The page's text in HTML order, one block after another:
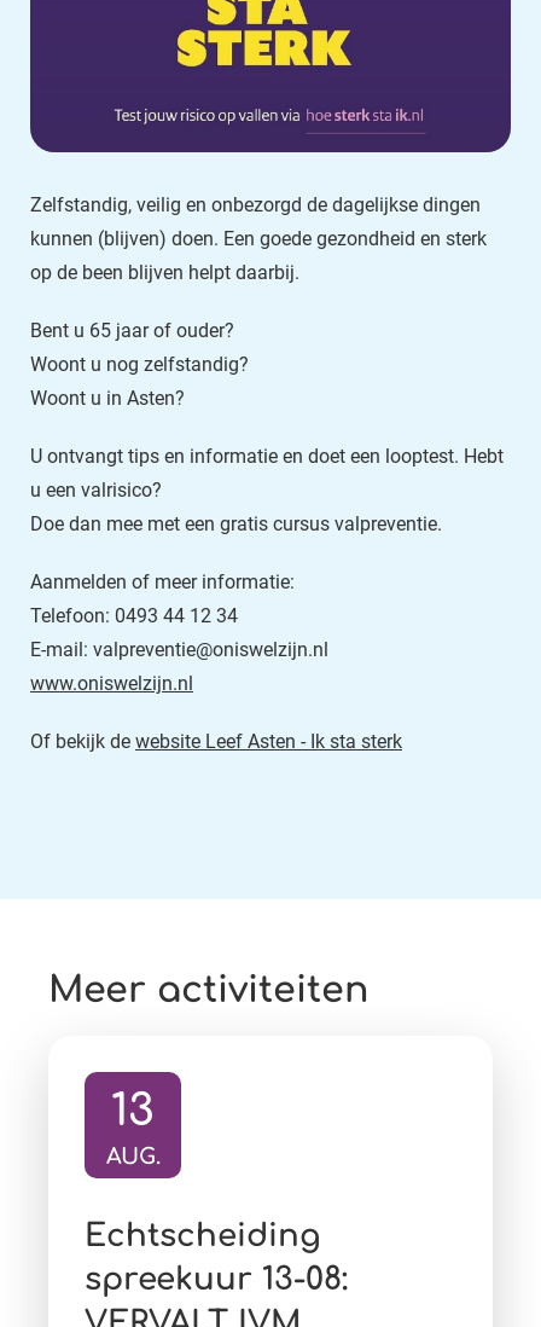
Zelfstandig, veilig en onbezorgd de dagelijkse dingen
kunnen (blijven) doen. Een goede gezondheid en sterk
op de been blijven helpt daarbij.
Bent u 65 jaar of ouder?
Woont u nog zelfstandig?
Woont u in Asten?
U ontvangt tips en informatie en doet een looptest. Hebt
u een valrisico?
Doe dan mee met een gratis cursus valpreventie.
Aanmelden of meer informatie:
Telefoon: 0493 44 12 34
E-mail: valpreventie@oniswelzijn.nl
www.oniswelzijn.nl
Of bekijk de website Leef Asten - Ik sta sterk
Meer activiteiten
Ga naar activiteit:
Echtscheiding
spreekuur 13-08:
13
AUG.